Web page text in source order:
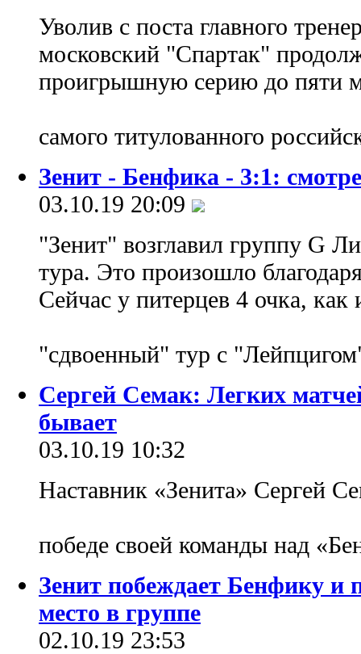
Уволив с поста главного
московский "Спартак"
проигрышную серию до пяти
самого титулованного
Зенит - Бенфика - 3:1:
03.10.19 20:09
"Зенит" возглавил группу G
тура. Это произошло
Сейчас у питерцев 4 очка,
"сдвоенный" тур с
Сергей Семак: Легких
бывает
03.10.19 10:32
Наставник «Зенита» Сергей
победе своей команды над
Зенит побеждает Бенфику и
место в группе
02.10.19 23:53